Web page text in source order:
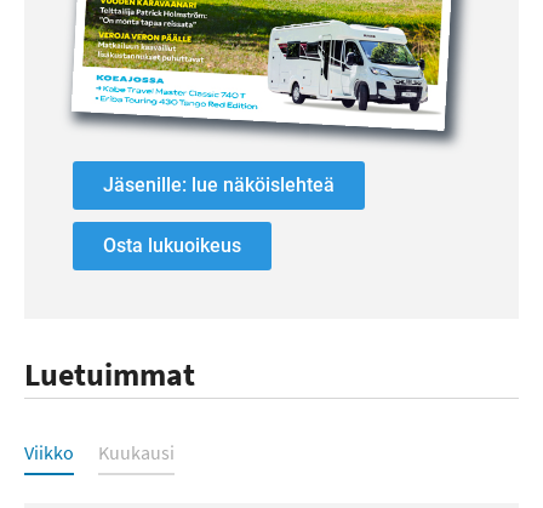
Jäsenille: lue näköislehteä
Osta lukuoikeus
Luetuimmat
Luetuimmat
Viikko Kuukausi